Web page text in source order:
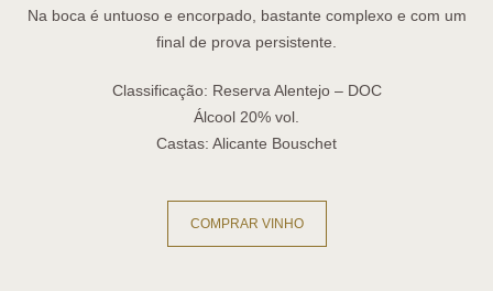
Na boca é untuoso e encorpado, bastante complexo e com um
final de prova persistente.
Classificação: Reserva Alentejo – DOC
Álcool 20% vol.
Castas: Alicante Bouschet
COMPRAR VINHO